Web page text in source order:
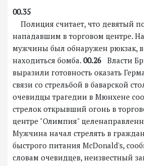
00.35
Полиция считает, что девятый
нападавшим в торговом центре.
мужчины был обнаружен рюкзак,
находиться бомба. 00.26 Власти
выразили готовность оказать
связи со стрельбой в баварской
очевидцы трагедии в Мюнхене
стрелок открывший огонь в
центре "Олимпия"
Мужчина начал стрелять в
быстрого питания McDonald's,
словам очевидцев, неизвестный